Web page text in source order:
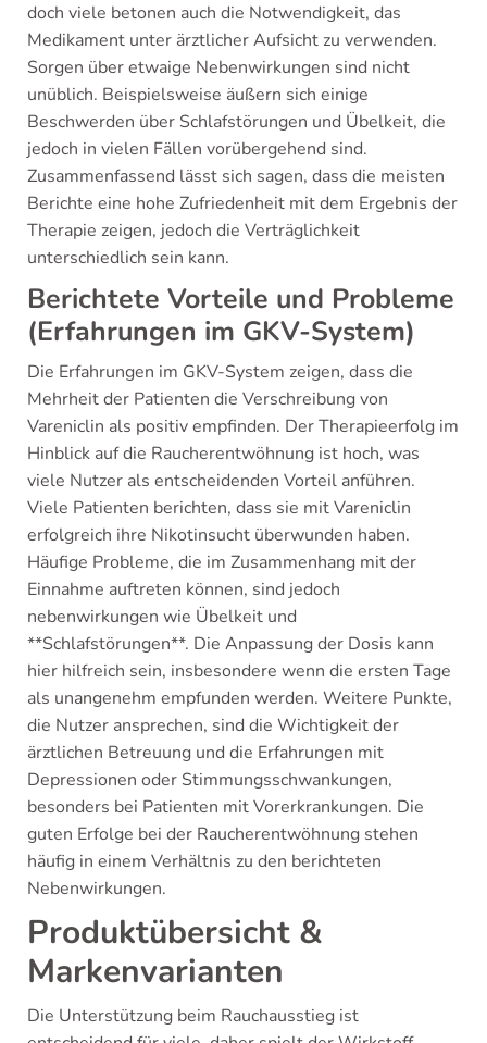
doch viele betonen auch die Notwendigkeit, das
Medikament unter ärztlicher Aufsicht zu verwenden.
Sorgen über etwaige Nebenwirkungen sind nicht
unüblich. Beispielsweise äußern sich einige
Beschwerden über Schlafstörungen und Übelkeit, die
jedoch in vielen Fällen vorübergehend sind.
Zusammenfassend lässt sich sagen, dass die meisten
Berichte eine hohe Zufriedenheit mit dem Ergebnis der
Therapie zeigen, jedoch die Verträglichkeit
unterschiedlich sein kann.
Berichtete Vorteile und Probleme
(Erfahrungen im GKV-System)
Die Erfahrungen im GKV-System zeigen, dass die
Mehrheit der Patienten die Verschreibung von
Vareniclin als positiv empfinden. Der Therapieerfolg im
Hinblick auf die Raucherentwöhnung ist hoch, was
viele Nutzer als entscheidenden Vorteil anführen.
Viele Patienten berichten, dass sie mit Vareniclin
erfolgreich ihre Nikotinsucht überwunden haben.
Häufige Probleme, die im Zusammenhang mit der
Einnahme auftreten können, sind jedoch
nebenwirkungen wie Übelkeit und
**Schlafstörungen**. Die Anpassung der Dosis kann
hier hilfreich sein, insbesondere wenn die ersten Tage
als unangenehm empfunden werden. Weitere Punkte,
die Nutzer ansprechen, sind die Wichtigkeit der
ärztlichen Betreuung und die Erfahrungen mit
Depressionen oder Stimmungsschwankungen,
besonders bei Patienten mit Vorerkrankungen. Die
guten Erfolge bei der Raucherentwöhnung stehen
häufig in einem Verhältnis zu den berichteten
Nebenwirkungen.
Produktübersicht &
Markenvarianten
Die Unterstützung beim Rauchausstieg ist